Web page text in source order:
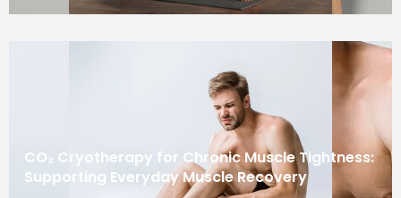
CO₂ Cryotherapy for Chronic Muscle Tightness:
Supporting Everyday Muscle Recovery